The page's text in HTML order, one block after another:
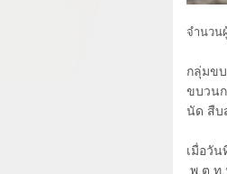
จำนวน
กลุ่มข
ขบวนก
นัด สืบ
เมื่อวัน
พ.ต.ท